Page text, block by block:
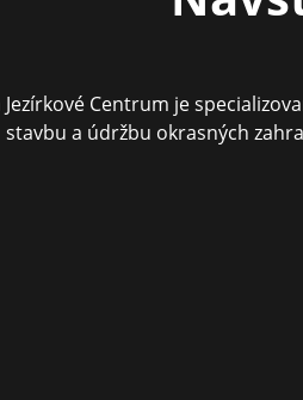
Jezírkové Centrum je
stavbu a údržbu okrasných